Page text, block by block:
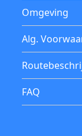
Omgeving
Alg.
FAQ